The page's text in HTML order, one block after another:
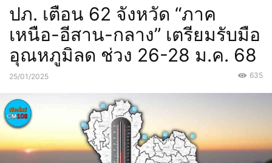
ปภ. เตือน 62 จังหวัด “ภาค
เหนือ-อีสาน-กลาง” เตรียมรับมือ
อุณหภูมิลด ช่วง 26-28 ม.ค. 68
25/01/2025 635